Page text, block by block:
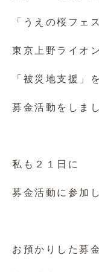
「うえの桜フェ
東京上野ライオ
「被災地支援」
募金活動をしま
私も２１日に
募金活動に参加
お預かりした募